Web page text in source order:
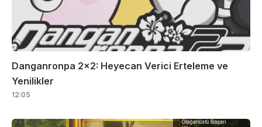
Danganronpa 2×2: Heyecan Verici Erteleme ve
Yenilikler
12:05